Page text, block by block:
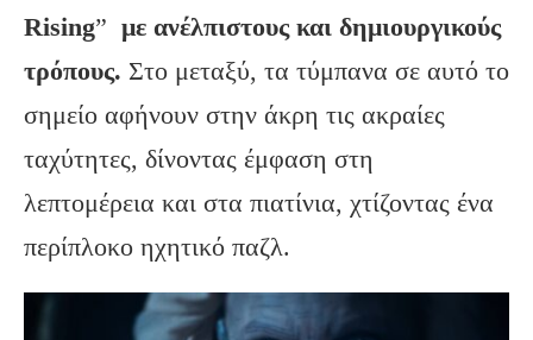
Rising” με ανέλπιστους και δημιουργικούς
τρόπους. Στο μεταξύ, τα τύμπανα σε αυτό το
σημείο αφήνουν στην άκρη τις ακραίες
ταχύτητες, δίνοντας έμφαση στη
λεπτομέρεια και στα πιατίνια, χτίζοντας ένα
περίπλοκο ηχητικό παζλ.